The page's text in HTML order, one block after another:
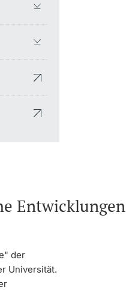
Entwicklungen
der
Universität.